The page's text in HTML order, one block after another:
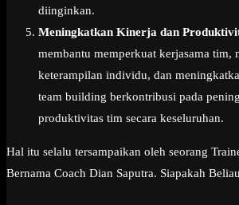
diinginkan.
Meningkatkan Kinerja dan
membantu memperkuat kerjasama tim,
keterampilan individu, dan
team building berkontribusi pada
produktivitas tim secara keseluruhan.
Hal itu selalu tersampaikan oleh seorang
Bernama Coach Dian Saputra. Siapakah